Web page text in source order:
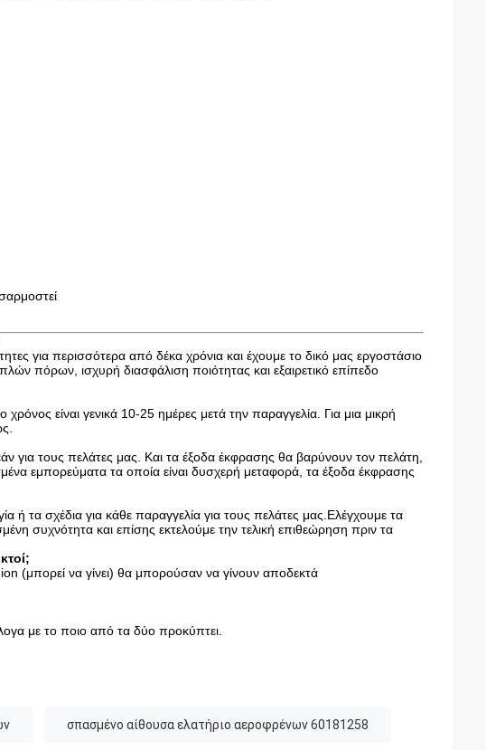
για περισσότερα από δέκα χρόνια και έχουμε το δικό μας εργοστάσιο
πόρων, ισχυρή διασφάλιση ποιότητας και εξαιρετικό επίπεδο
είναι γενικά 10-25 ημέρες μετά την παραγγελία. Για μια μικρή
για τους πελάτες μας. Και τα έξοδα έκφρασης θα βαρύνουν τον πελάτη,
εμπορεύματα τα οποία είναι δυσχερή μεταφορά, τα έξοδα έκφρασης
τα σχέδια για κάθε παραγγελία για τους πελάτες μας.Ελέγχουμε τα
συχνότητα και επίσης εκτελούμε την τελική επιθεώρηση πριν τα
(μπορεί να γίνει) θα μπορούσαν να γίνουν αποδεκτά
με το ποιο από τα δύο προκύπτει.
σπασμένο αίθουσα ελατήριο αεροφρένων 60181258